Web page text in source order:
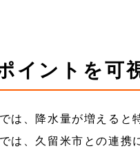
イントを可
は、降水量が増える
は、久留米市との連